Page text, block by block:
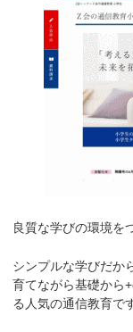
良質な学びの環境を
シンプルな学びだか
育てながら基礎から
る人気の通信教育で